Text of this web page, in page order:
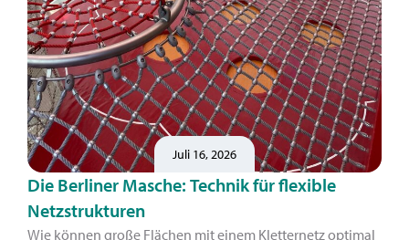
Juli 16, 2026
Die Berliner Masche: Technik für flexible
Netzstrukturen
Wie können große Flächen mit einem Kletternetz optimal